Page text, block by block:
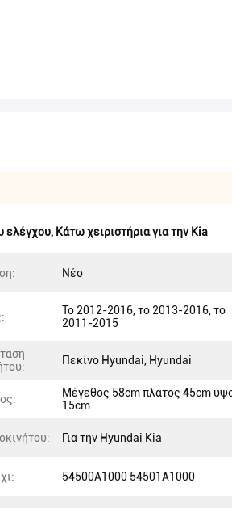
ελέγχου, Κάτω χειριστήρια για την Kia
Νέο
Το 2012-2016, το 2013-2016, το
2011-2015
Πεκίνο Hyundai, Hyundai
Μέγεθος 58cm πλάτος 45cm
15cm
Για την Hyundai Kia
54500A1000 54501A1000